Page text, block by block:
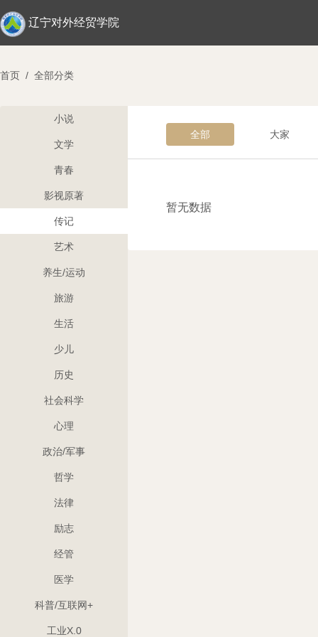
辽宁对外经贸学院
首页 / 全部分类
小说
文学
青春
影视原著
传记
艺术
养生/运动
旅游
生活
少儿
历史
社会科学
心理
政治/军事
哲学
法律
励志
经管
医学
科普/互联网+
工业X.0
全部 大家
暂无数据